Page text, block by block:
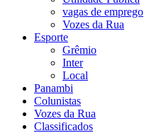
vagas de emprego
Vozes da Rua
Esporte
Grêmio
Inter
Local
Panambi
Colunistas
Vozes da Rua
Classificados